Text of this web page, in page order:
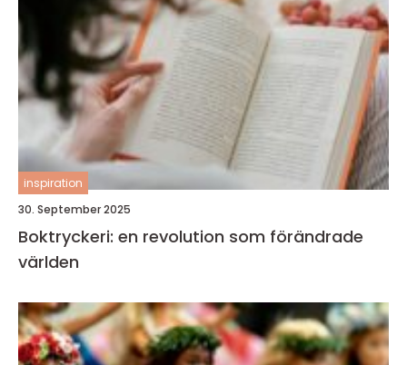
inspiration
30. September 2025
Boktryckeri: en revolution som förändrade
världen